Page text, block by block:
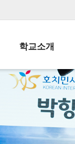
학교소개
학교장인사말
학교상징
학교연혁